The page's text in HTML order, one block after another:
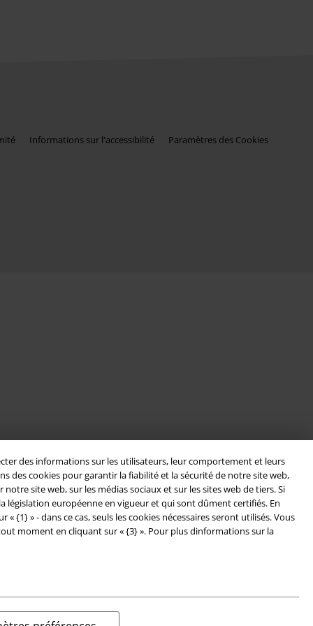
des informations sur les utilisateurs, leur comportement et leurs
des cookies pour garantir la fiabilité et la sécurité de notre site web,
site web, sur les médias sociaux et sur les sites web de tiers. Si
législation européenne en vigueur et qui sont dûment certifiés. En
{1} » - dans ce cas, seuls les cookies nécessaires seront utilisés. Vous
moment en cliquant sur « {3} ». Pour plus dinformations sur la
Informations sur l'accessibilité Paramètres des Cookies